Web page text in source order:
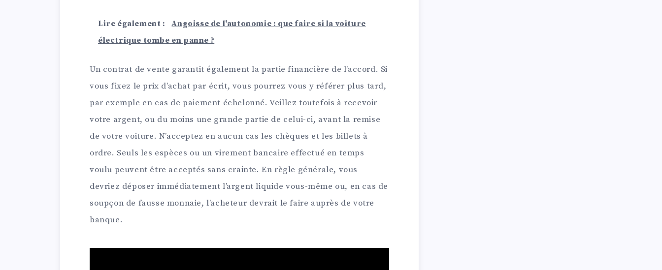
Lire également :
Angoisse de l'autonomie : que faire si la voiture
électrique tombe en panne ?
Un contrat de vente garantit également la partie financière de l’accord. Si
vous fixez le prix d’achat par écrit, vous pourrez vous y référer plus tard,
par exemple en cas de paiement échelonné. Veillez toutefois à recevoir
votre argent, ou du moins une grande partie de celui-ci, avant la remise
de votre voiture. N’acceptez en aucun cas les chèques et les billets à
ordre. Seuls les espèces ou un virement bancaire effectué en temps
voulu peuvent être acceptés sans crainte. En règle générale, vous
devriez déposer immédiatement l’argent liquide vous-même ou, en cas de
soupçon de fausse monnaie, l’acheteur devrait le faire auprès de votre
banque.